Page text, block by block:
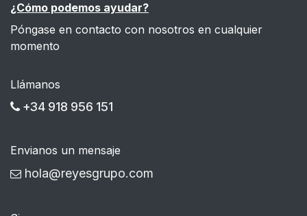
¿Cómo podemos ayudar?
Póngase en contacto con nosotros en cualquier
momento
Llámanos
+34 918 956 151
Envianos un mensaje
hola@reyesgrupo.com